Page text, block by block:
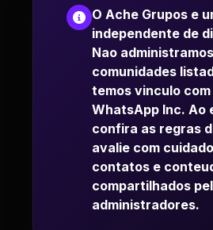
O Ache Grupos e
independente de
Nao
comunidades
temos vinculo com
WhatsApp Inc. Ao
confira as regras
avalie com
contatos e
compartilhados
administradores.